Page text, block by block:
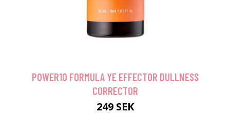
POWER10 FORMULA YE EFFECTOR DULLNESS
CORRECTOR
249 SEK